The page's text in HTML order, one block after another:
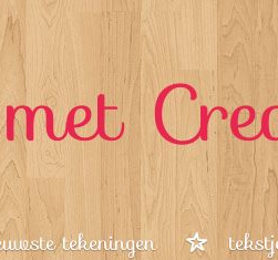
tekeningen